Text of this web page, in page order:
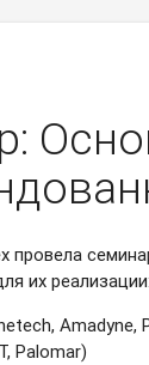
провела
их реализации:
Amadyne,
Palomar)